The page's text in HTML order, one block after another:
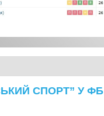
СПОРТ” У ФБ